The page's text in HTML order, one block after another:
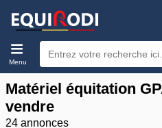
Menu
Matériel équitation
vendre
24 annonces